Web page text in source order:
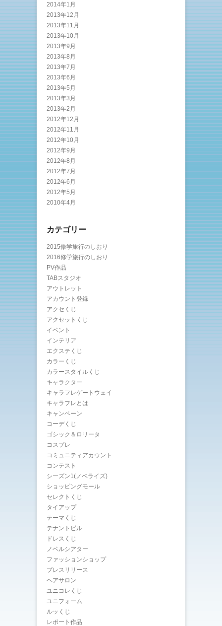
2014年1月
2013年12月
2013年11月
2013年10月
2013年9月
2013年8月
2013年7月
2013年6月
2013年5月
2013年3月
2013年2月
2012年12月
2012年11月
2012年10月
2012年9月
2012年8月
2012年7月
2012年6月
2012年5月
2010年4月
カテゴリー
2015修学旅行のしおり
2016修学旅行のしおり
PV作品
TABスタジオ
アウトレット
アカウント登録
アクセくじ
アクセットくじ
イベント
インテリア
エクステくじ
カラーくじ
カラースタイルくじ
キャラクター
キャラフレゲートウェイ
キャラフレとは
キャンペーン
コーデくじ
ゴシック＆ロリータ
コスプレ
コミュニティアカウント
コンテスト
シーズン1(ノベライズ)
ショッピングモール
セレクトくじ
タイアップ
テーマくじ
テナントビル
ドレスくじ
ノベルシアター
ファッションショップ
プレスリリース
ヘアサロン
ユニコレくじ
ユニフォーム
ルッくじ
レポート作品